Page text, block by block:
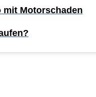
mit Motorschaden